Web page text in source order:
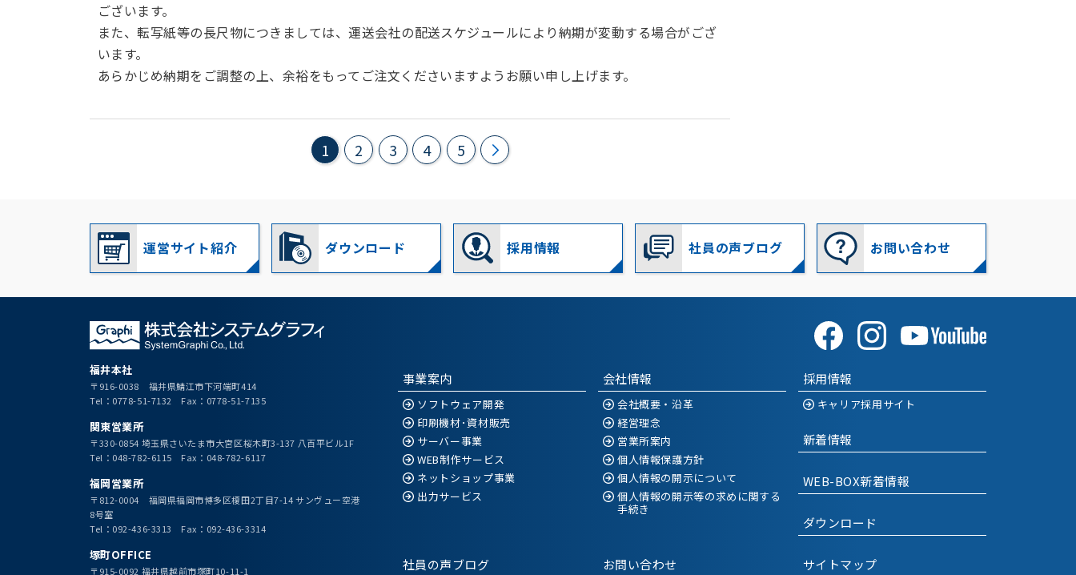
ございます。
また、転写紙等の長尺物につきましては、運送会社の配送スケジュールにより納期が変動する場合がござ
います。
あらかじめ納期をご調整の上、余裕をもってご注文くださいますようお願い申し上げます。
1 2 3 4 5
2023-07(3)
2023-04(2)
2023-01(1)
2022-12 (1)
2022-09(1)
2022-08(1)
2022-07(1)
運営サイト紹介 ダウンロード 採用情報 社員の声ブログ お問い合わせ
福井本社
〒916-0038 福井県鯖江市下河端町414
Tel：0778-51-7132 Fax：0778-51-7135
関東営業所
〒330-0854 埼玉県さいたま市大宮区桜木町3-137 八百平ビル1F
Tel：048-782-6115 Fax：048-782-6117
福岡営業所
〒812-0004 福岡県福岡市博多区榎田2丁目7-14 サンヴュー空港
8号室
Tel：092-436-3313 Fax：092-436-3314
塚町OFFICE
〒915-0092 福井県越前市塚町10-11-1
事業案内
ソフトウェア開発
印刷機材･資材販売
サーバー事業
WEB制作サービス
ネットショップ事業
出力サービス
会社情報
会社概要・沿革
経営理念
営業所案内
個人情報保護方針
個人情報の開示について
個人情報の開示等の求めに関する
手続き
採用情報
キャリア採用サイト
新着情報
WEB-BOX新着情報
ダウンロード
社員の声ブログ お問い合わせ サイトマップ